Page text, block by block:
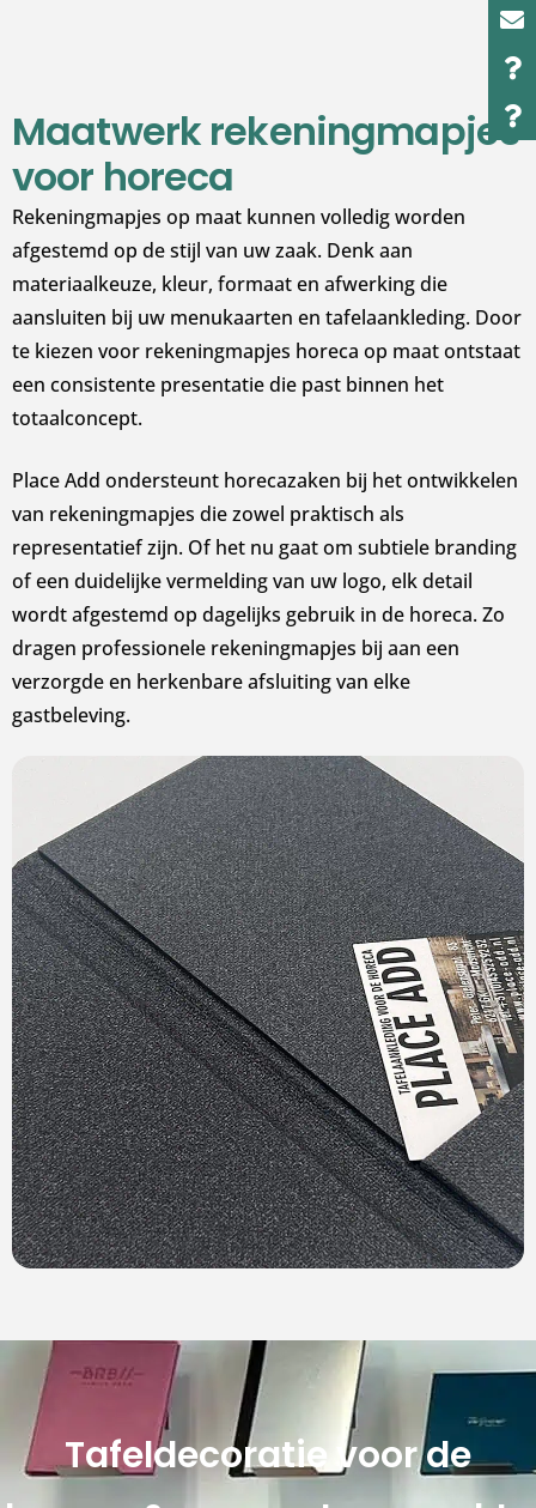
Maatwerk rekeningmapjes
voor horeca
Rekeningmapjes op maat kunnen volledig worden
afgestemd op de stijl van uw zaak. Denk aan
materiaalkeuze, kleur, formaat en afwerking die
aansluiten bij uw menukaarten en tafelaankleding. Door
te kiezen voor rekeningmapjes horeca op maat ontstaat
een consistente presentatie die past binnen het
totaalconcept.
Place Add ondersteunt horecazaken bij het ontwikkelen
van rekeningmapjes die zowel praktisch als
representatief zijn. Of het nu gaat om subtiele branding
of een duidelijke vermelding van uw logo, elk detail
wordt afgestemd op dagelijks gebruik in de horeca. Zo
dragen professionele rekeningmapjes bij aan een
verzorgde en herkenbare afsluiting van elke
gastbeleving.
Tafeldecoratie voor de